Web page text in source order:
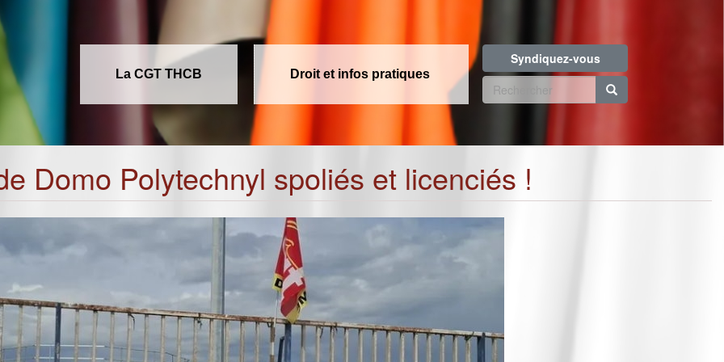
La CGT THCB Droit et infos pratiques
Syndiquez-vous
Formulaire
recherche
Domo Polytechnyl spoliés et licenciés !